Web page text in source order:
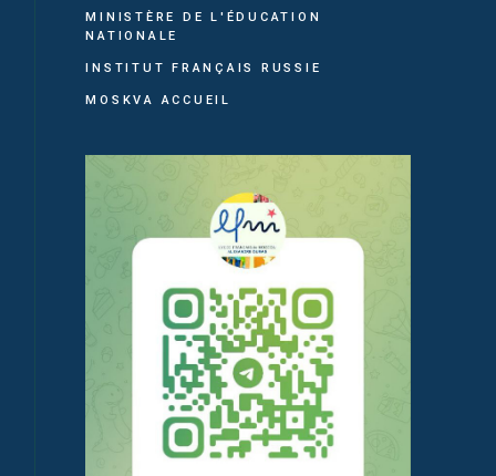
MINISTÈRE DE L'ÉDUCATION
NATIONALE
INSTITUT FRANÇAIS RUSSIE
MOSKVA ACCUEIL